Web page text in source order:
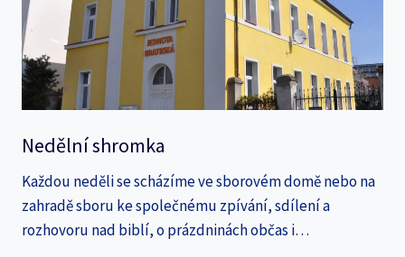
Nedělní shromka
Každou neděli se scházíme ve sborovém domě nebo na
zahradě sboru ke společnému zpívání, sdílení a
rozhovoru nad biblí, o prázdninách občas i…